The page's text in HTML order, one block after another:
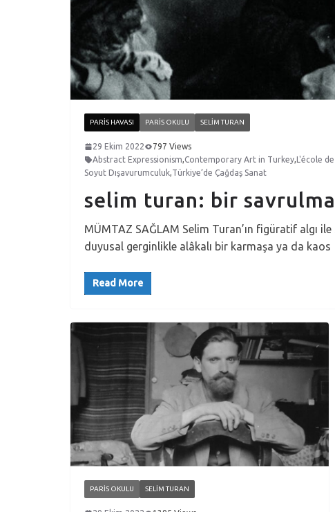
PARIS HAVASI PARIS OKULU SELIM TURAN
29 Ekim 2022
797 Views
Abstract Expressionism,Contemporary Art in Turkey, L'école
Soyut Dışavurumculuk,Türkiye’de Çağdaş Sanat
selim turan: bir
MÜMTAZ SAĞLAM Selim Turan’ın figüratif algı
duyusal gerginlikle alâkalı bir karmaşa ya da kaos
Read More
PARIS OKULU SELIM TURAN